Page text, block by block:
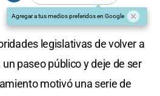
Agregar a tus medios preferidos en Google
legislativas de volver a
un paseo público y deje de ser
motivó una serie de